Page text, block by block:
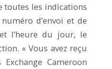
toutes les indications
d’envoi et de
l’heure du jour, le
« Vous avez reçu
Cameroon